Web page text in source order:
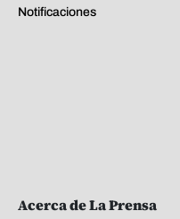
Notificaciones
Acerca de La Prensa